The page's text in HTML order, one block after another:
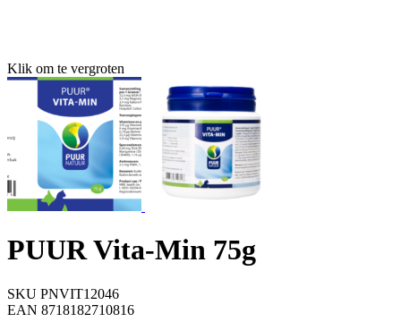
Klik om te vergroten
PUUR Vita-Min 75g
SKU PNVIT12046
EAN 8718182710816